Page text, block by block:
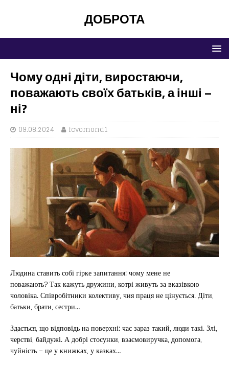
ДОБРОТА
Чому одні діти, виростаючи,
поважають своїх батьків, а інші –
ні?
09.08.2024 fcvomond1
Людина ставить собі гірке запитання: чому мене не
поважають? Так кажуть дружини, котрі живуть за вказівкою
чоловіка. Співробітники колективу, чия праця не цінується. Діти,
батьки, брати, сестри…
Здається, що відповідь на поверхні: час зараз такий, люди такі. Злі,
черстві, байдужі. А добрі стосунки, взаємовиручка, допомога,
чуйність – це у книжках, у казках…